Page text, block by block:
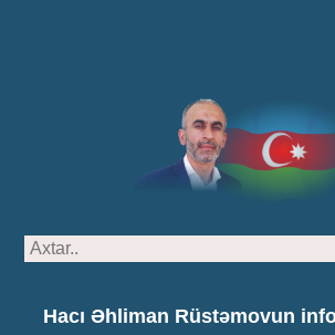
Hacı Əhliman Rüstəmovun